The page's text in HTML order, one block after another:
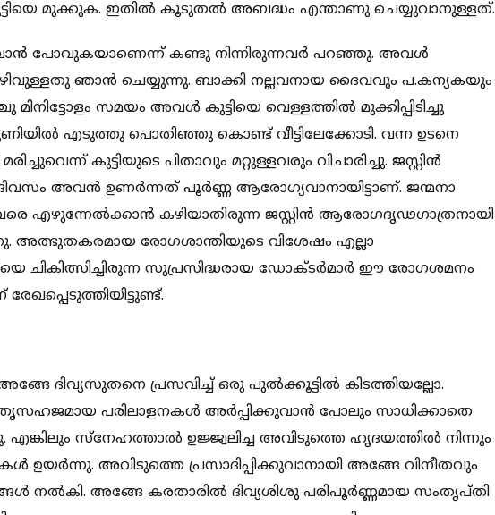
മുക്കുക. ഇതില്‍ കൂടുതല്‍ അബദ്ധം എന്താണു ചെയ്യുവാനുള്ളത്.
പോവുകയാണെന്ന് കണ്ടു നിന്നിരുന്നവര്‍ പറഞ്ഞു. അവള്‍
കഴിവുള്ളതു ഞാന്‍ ചെയ്യുന്നു. ബാക്കി നല്ലവനായ ദൈവവും പ.കന്യകയും
സമയം അവള്‍ കുട്ടിയെ വെള്ളത്തില്‍ മുക്കിപ്പിടിച്ചു
എടുത്തു പൊതിഞ്ഞു കൊണ്ട് വീട്ടിലേക്കോടി. വന്ന ഉടനെ
മരിച്ചുവെന്ന് കുട്ടിയുടെ പിതാവും മറ്റുള്ളവരും വിചാരിച്ചു. ജസ്റ്റിന്‍
ദിവസം അവന്‍ ഉണര്‍ന്നത് പൂര്‍ണ്ണ ആരോഗ്യവാനായിട്ടാണ്. ജന്മനാ
എഴുന്നേല്‍ക്കാന്‍ കഴിയാതിരുന്ന ജസ്റ്റിന്‍ ആരോഗദൃഢഗാത്രനായി
അത്ഭുതകരമായ രോഗശാന്തിയുടെ വിശേഷം എല്ലാ
ചികിത്സിച്ചിരുന്ന സുപ്രസിദ്ധരായ ഡോക്ടര്‍മാര്‍ ഈ രോഗശമനം
ദിവ്യസുതനെ പ്രസവിച്ച് ഒരു‍ പുല്‍ക്കൂട്ടില്‍ കിടത്തിയല്ലോ.
പരിലാളനകള്‍ അര്‍പ്പിക്കുവാന്‍ പോലും സാധിക്കാതെ
എങ്കിലും സ്നേഹത്താല്‍ ഉജ്ജ്വലിച്ച അവിടുത്തെ ഹൃദയത്തില്‍ നിന്നും
അവിടുത്തെ പ്രസാദിപ്പിക്കുവാനായി അങ്ങേ വിനീതവും
നല്‍കി. അങ്ങേ കരതാരില്‍ ദിവ്യശിശു പരിപൂര്‍ണ്ണമായ സംതൃപ്തി